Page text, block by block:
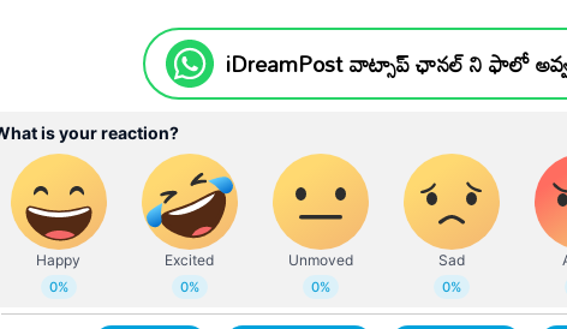
iDreamPost వాట్సాప్ ఛానల్ ని ఫాలో